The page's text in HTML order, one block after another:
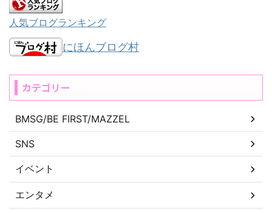
人気ブログランキング
にほんブログ村
カテゴリー
BMSG/BE FIRST/MAZZEL
SNS
イベント
エンタメ